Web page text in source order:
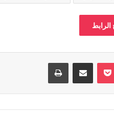
بوكيت مشاركة عبر البريد طباعة